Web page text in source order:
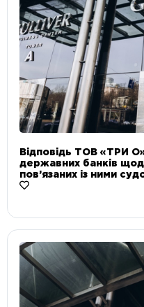
Відповідь ТОВ «ТРИ
державних банків
пов’язаних із ними